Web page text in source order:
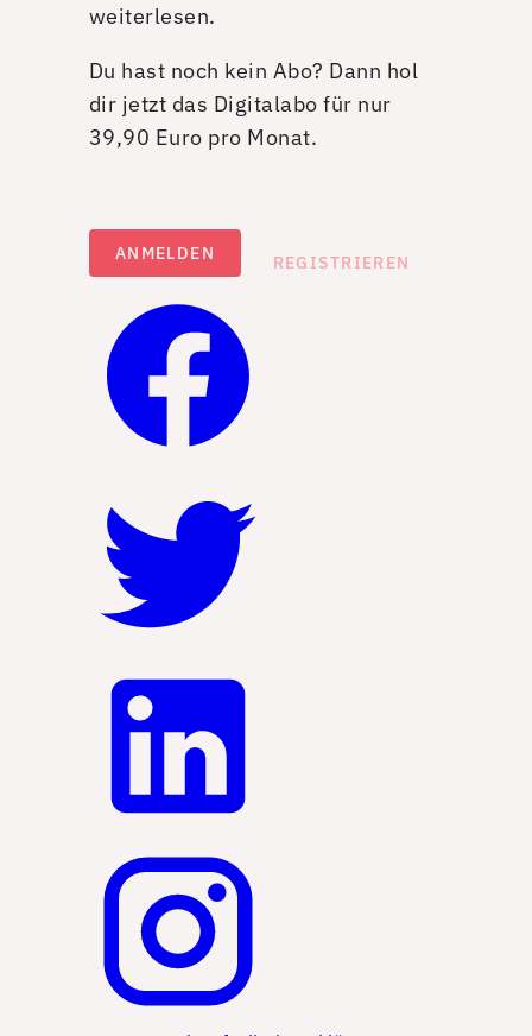
weiterlesen.
Du hast noch kein Abo? Dann hol
dir jetzt das Digitalabo für nur
39,90 Euro pro Monat.
ANMELDEN REGISTRIEREN